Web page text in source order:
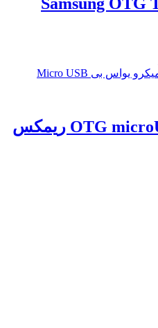
تبدیل بند انگشتی OTG microUSB ریمکس